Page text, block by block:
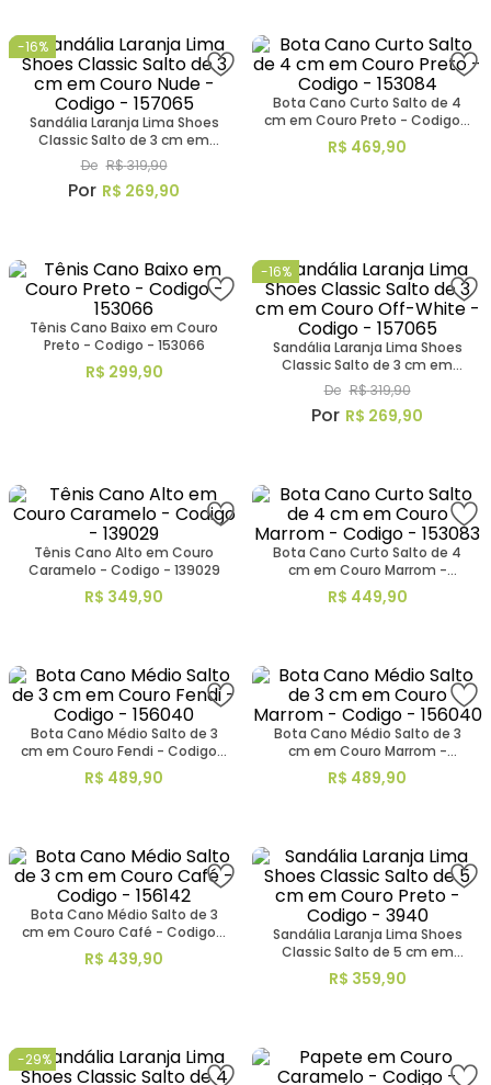
-16%
Sandália Laranja Lima Shoes
Classic Salto de 3 cm em
Couro Nude - Codigo - 157065
De R$319,90
R$ 269,90
Bota Cano Curto Salto de 4
cm em Couro Preto - Codigo -
153084
R$ 469,90
Tênis Cano Baixo em Couro
Preto - Codigo - 153066
R$ 299,90
-16%
Sandália Laranja Lima Shoes
Classic Salto de 3 cm em
Couro Off-White - Codigo -
157065
De R$319,90
R$ 269,90
Tênis Cano Alto em Couro
Caramelo - Codigo - 139029
R$ 349,90
Bota Cano Curto Salto de 4
cm em Couro Marrom -
Codigo - 153083
R$ 449,90
Bota Cano Médio Salto de 3
cm em Couro Fendi - Codigo -
156040
R$ 489,90
Bota Cano Médio Salto de 3
cm em Couro Marrom -
Codigo - 156040
R$ 489,90
Bota Cano Médio Salto de 3
cm em Couro Café - Codigo -
156142
R$ 439,90
Sandália Laranja Lima Shoes
Classic Salto de 5 cm em
Couro Preto - Codigo - 3940
R$ 359,90
-29%